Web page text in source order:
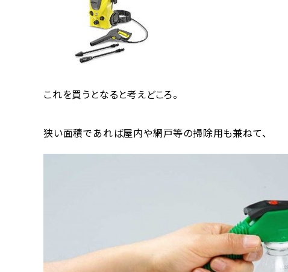
これを買うとなると考えどころ。
狭い面積であれば屋内や網戸等の掃除用も兼ねて、